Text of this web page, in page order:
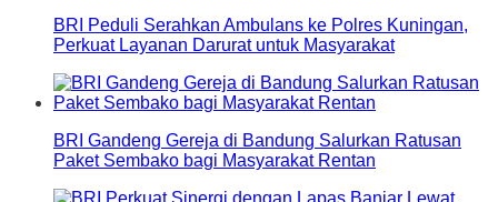
BRI Peduli Serahkan Ambulans ke Polres Kuningan,
Perkuat Layanan Darurat untuk Masyarakat
BRI Gandeng Gereja di Bandung Salurkan Ratusan
Paket Sembako bagi Masyarakat Rentan